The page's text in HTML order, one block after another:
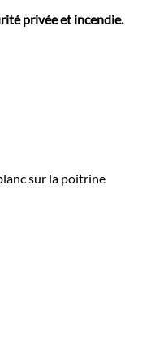
privée et incendie.
sur la poitrine